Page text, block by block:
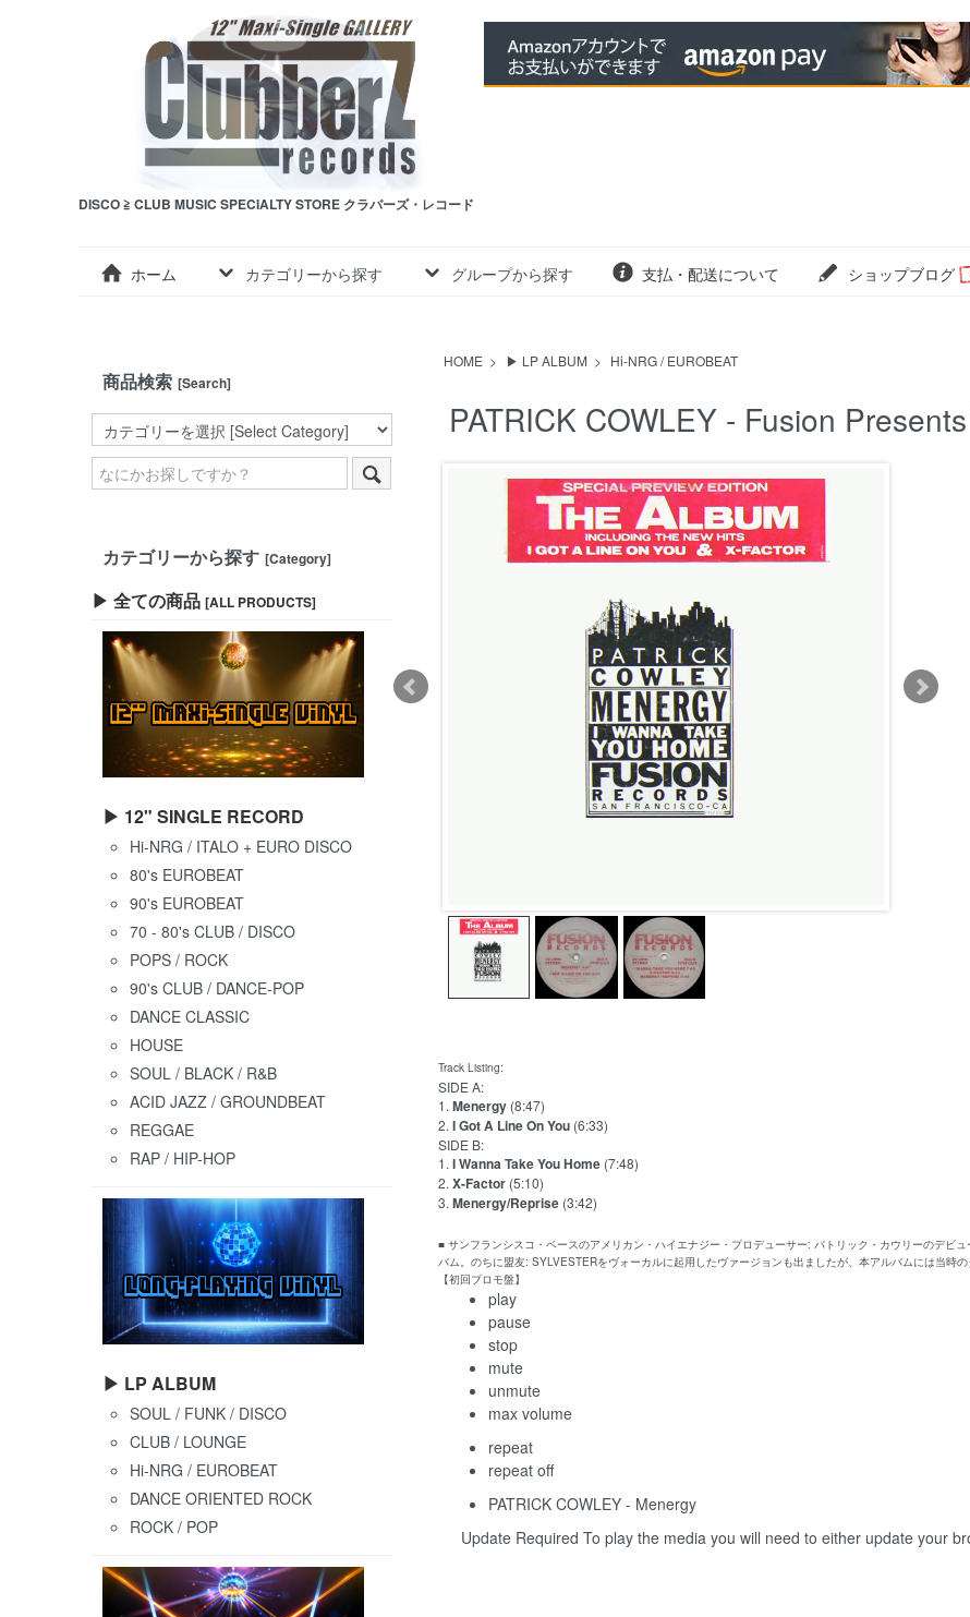
DISCO ≧ CLUB MUSIC SPECIALTY STORE クラバーズ・レコード
ホーム カテゴリーから探す グループから探す 支払・配送について ショップブログ
HOME > ▶ LP ALBUM > Hi-NRG / EUROBEAT
PATRICK COWLEY - Fusion
Track Listing:
SIDE A:
1. Menergy (8:47)
2. I Got A Line On You (6:33)
SIDE B:
1. I Wanna Take You Home (7:48)
2. X-Factor (5:10)
3. Menergy/Reprise (3:42)
■ サンフランシスコ・ベースのアメリカン・ハイエナジー・プロデューサー: パトリック・カウリーのデビ
バム。のちに盟友: SYLVESTERをヴォーカルに起用したヴァージョンも出ましたが、本アルバムには当時
【初回プロモ盤】
play
pause
stop
mute
unmute
max volume
repeat
repeat off
PATRICK COWLEY - Menergy
Update Required To play the media you will need to either update your
商品検索 [Search]
カテゴリーから探す [Category]
▶ 全ての商品 [ALL PRODUCTS]
▶ 12" SINGLE RECORD
Hi-NRG / ITALO + EURO DISCO
80's EUROBEAT
90's EUROBEAT
70 - 80's CLUB / DISCO
POPS / ROCK
90's CLUB / DANCE-POP
DANCE CLASSIC
HOUSE
SOUL / BLACK / R&B
ACID JAZZ / GROUNDBEAT
REGGAE
RAP / HIP-HOP
▶ LP ALBUM
SOUL / FUNK / DISCO
CLUB / LOUNGE
Hi-NRG / EUROBEAT
DANCE ORIENTED ROCK
ROCK / POP